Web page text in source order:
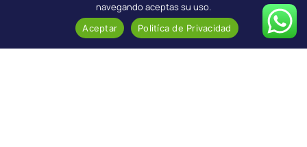
navegando aceptas su uso.
Aceptar Politíca de Privacidad